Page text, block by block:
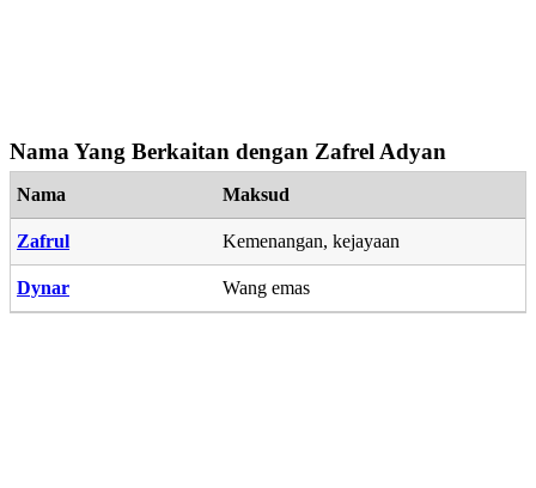
Nama Yang Berkaitan dengan Zafrel Adyan
Nama Maksud
Zafrul Kemenangan, kejayaan
Dynar Wang emas